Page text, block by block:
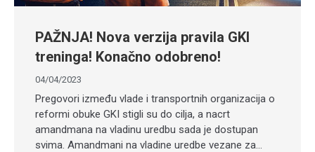
PAŽNJA! Nova verzija pravila GKI
treninga! Konačno odobreno!
04/04/2023
Pregovori između vlade i transportnih organizacija o
reformi obuke GKI stigli su do cilja, a nacrt
amandmana na vladinu uredbu sada je dostupan
svima. Amandmani na vladine uredbe vezane za…